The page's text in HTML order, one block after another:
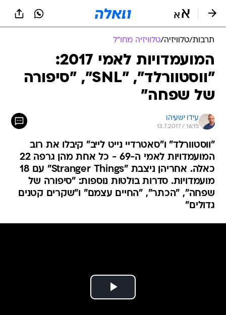
תרבות/טלוויזיה/טלוויזיה מחו"ל
המועמדויות לאמי 2017:
"ווסטוורלד", "SNL", "סיפורה
של שפחה"
עידו ישעיהו
13.7.2017 / 16:15
"ווסטוורלד" ו"סאטרדיי נייט לייב" קיבלו את רוב
המועמדויות לאמי ה-69 - כל אחת מהן גרפה 22
כאלה. אחריהן ניצבת "Stranger Things" עם 18
מועמדויות. סדרות בולטות נוספות: "סיפורה של
שפחה", "הכתר", "החיים עצמם" ו"שקרים קטנים
גדולים"